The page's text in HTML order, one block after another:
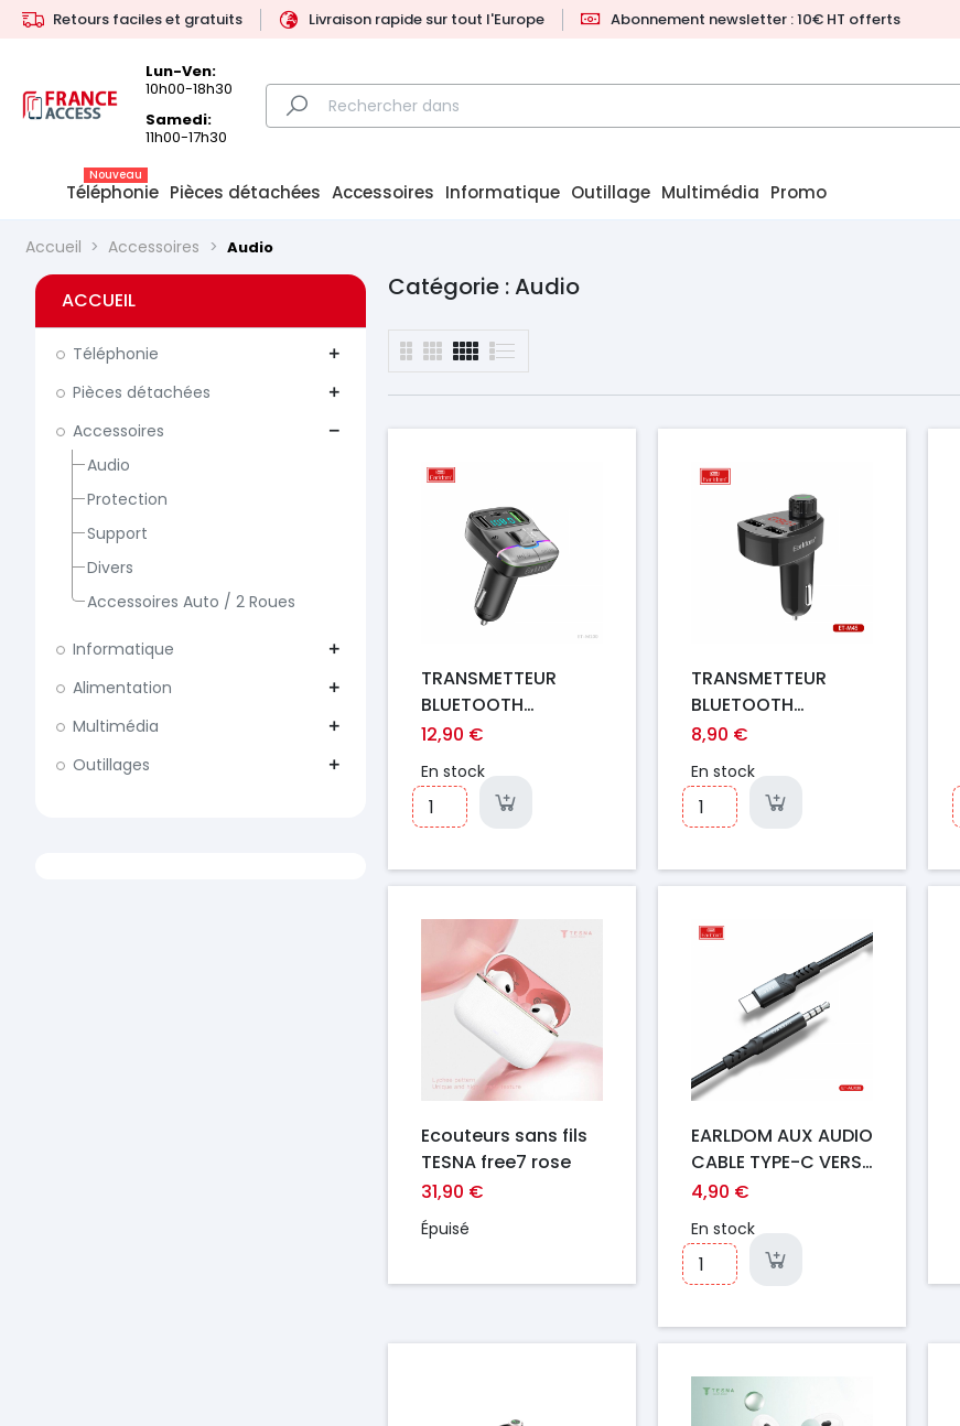
Retours faciles et gratuits Livraison rapide sur tout l'Europe Abonnement newsletter : 10€ HT offerts
Lun-Ven:
10h00-18h30
Samedi:
11h00-17h30
Téléphonie
Nouveau
Pièces détachées Accessoires Informatique Outillage Multimédia Promo
Accueil Accessoires Audio
ACCUEIL
Téléphonie add
Pièces détachées add
Accessoires remove
Audio
Protection
Support
Divers
Accessoires Auto / 2 Roues
Informatique add
Alimentation add
Multimédia add
Outillages add
Catégorie : Audio
Prix
TRANSMETTEUR
BLUETOOTH
MULTIFONCTION
NOIR
12,90 €
En stock
Prix
TRANSMETTEUR
BLUETOOTH
MULTIFONCTION
NOIR
8,90 €
En stock
Ecouteurs sans fils
TESNA free7 rose
31,90 €
Épuisé
Prix
EARLDOM AUX AUDIO
CABLE TYPE-C VERS
JACK ET-AUX38
4,90 €
En stock
Prix